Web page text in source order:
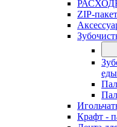
ZIP-
еды
Крафт -